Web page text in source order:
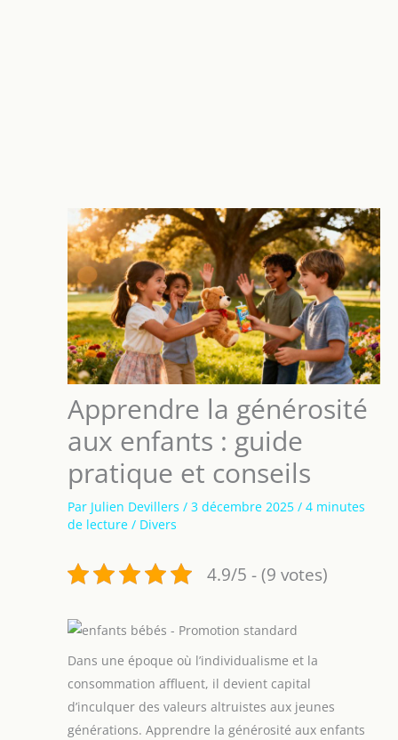
Apprendre la générosité
aux enfants : guide
pratique et conseils
Par Julien Devillers / 3 décembre 2025 / 4 minutes
de lecture / Divers
4.9/5 - (9 votes)
Dans une époque où l’individualisme et la
consommation affluent, il devient capital
d’inculquer des valeurs altruistes aux jeunes
générations. Apprendre la générosité aux enfants